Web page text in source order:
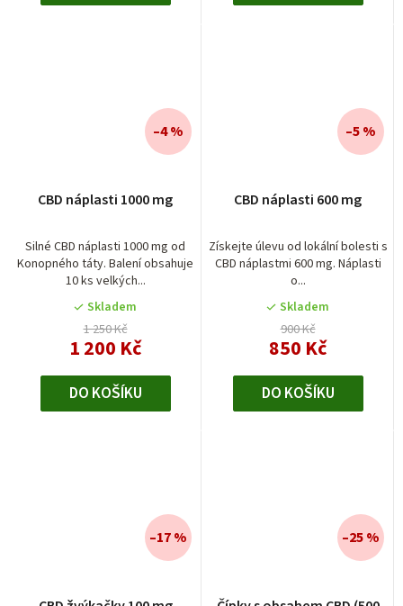
CBD náplasti 1000 mg
Silné CBD náplasti 1000 mg od
Konopného táty. Balení obsahuje
10 ks velkých...
Skladem
1 250 Kč
1 200 Kč
–4 %
DO KOŠÍKU
CBD náplasti 600 mg
Získejte úlevu od lokální bolesti s
CBD náplastmi 600 mg. Náplasti
o...
Skladem
900 Kč
850 Kč
–5 %
DO KOŠÍKU
–17 % –25 %